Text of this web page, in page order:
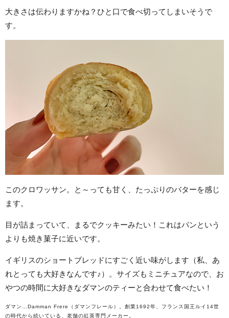
大きさは伝わりますかね？ひと口で食べ切ってしまいそうで
す。
このクロワッサン。と～っても甘く、たっぷりのバターを感じ
ます。
目が詰まっていて、まるでクッキーみたい！これはパンという
よりも焼き菓子に近いです。
イギリスのショートブレッドにすごく近い味がします（私、あ
れとっても大好きなんです♪）。サイズもミニチュアなので、お
やつの時間に大好きなダマンのティーと合わせて食べたい！
ダマン…Damman Frere（ダマンフレール）。創業1692年、フランス国王ルイ14世
の時代から続いている、老舗の紅茶専門メーカー。